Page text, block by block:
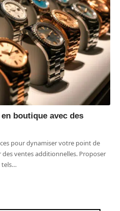
boutique avec des
pour dynamiser votre point de
ventes additionnelles. Proposer
…